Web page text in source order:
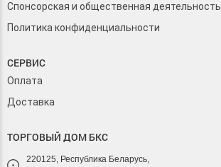
Спонсорская и общественная деятельность
Политика конфиденциальности
СЕРВИС
Оплата
Доставка
ТОРГОВЫЙ ДОМ БКС
220125, Республика Беларусь,